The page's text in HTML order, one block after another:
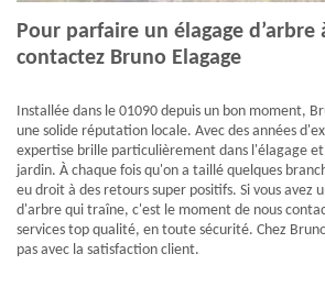
Pour parfaire un élagage d’arbre
contactez Bruno Elagage
Installée dans le 01090 depuis un bon moment,
une solide réputation locale. Avec des années
expertise brille particulièrement dans l'élagage
jardin. À chaque fois qu'on a taillé quelques
eu droit à des retours super positifs. Si vous avez
d'arbre qui traîne, c'est le moment de nous
services top qualité, en toute sécurité. Chez
pas avec la satisfaction client.